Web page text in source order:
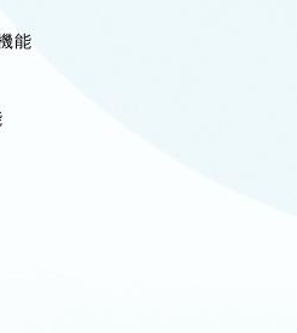
能